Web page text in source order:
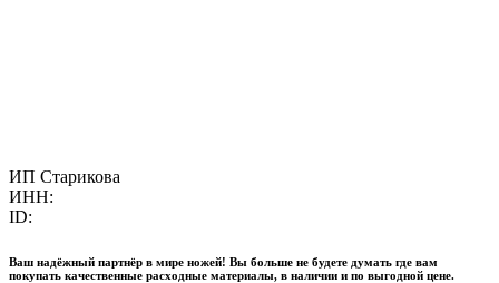
ИП Старикова
ИНН:
ID:
Ваш надёжный партнёр в мире ножей! Вы больше не будете думать где вам
покупать качественные расходные материалы, в наличии и по выгодной цене.